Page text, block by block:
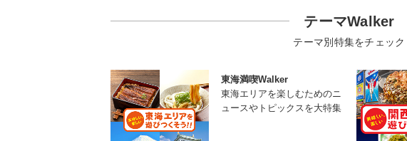
テーマWalker
テーマ別特集をチェック
東海満喫Walker
東海エリアを楽しむためのニ
ュースやトピックスを大特集